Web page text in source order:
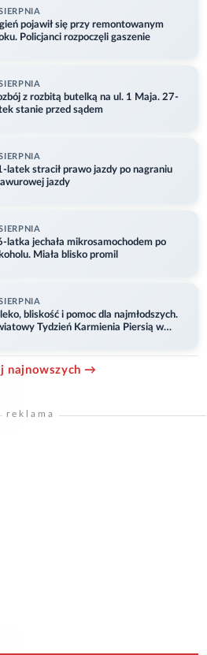
pojawił się przy remontowanym
Policjanci rozpoczęli gaszenie
z rozbitą butelką na ul. 1 Maja. 27-
stanie przed sądem
latek stracił prawo jazdy po nagraniu
jazdy
latka jechała mikrosamochodem po
Miała blisko promil
bliskość i pomoc dla najmłodszych.
Tydzień Karmienia Piersią w
najnowszych →
reklama